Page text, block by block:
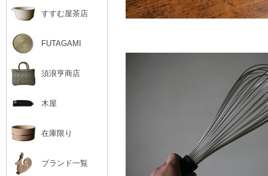
すすむ屋茶店
FUTAGAMI
須浪亨商店
木屋
在庫限り
ブランド一覧